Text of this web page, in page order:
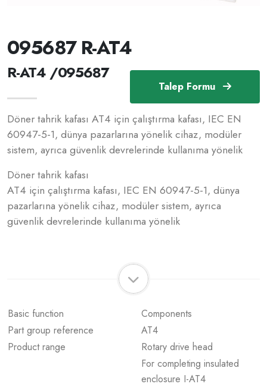
Talep Formu
095687 R-AT4
R-AT4 /095687
Döner tahrik kafası AT4 için çalıştırma kafası, IEC EN
60947-5-1, dünya pazarlarına yönelik cihaz, modüler
sistem, ayrıca güvenlik devrelerinde kullanıma yönelik
Döner tahrik kafası
AT4 için çalıştırma kafası, IEC EN 60947-5-1, dünya
pazarlarına yönelik cihaz, modüler sistem, ayrıca
güvenlik devrelerinde kullanıma yönelik
Basic function
Components
Part group reference
AT4
Product range
Rotary drive head
For completing insulated
enclosure I-AT4